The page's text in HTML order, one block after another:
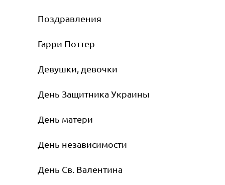
Поздравления
Гарри Поттер
Девушки, девочки
День Защитника Украины
День матери
День независимости
День Св. Валентина